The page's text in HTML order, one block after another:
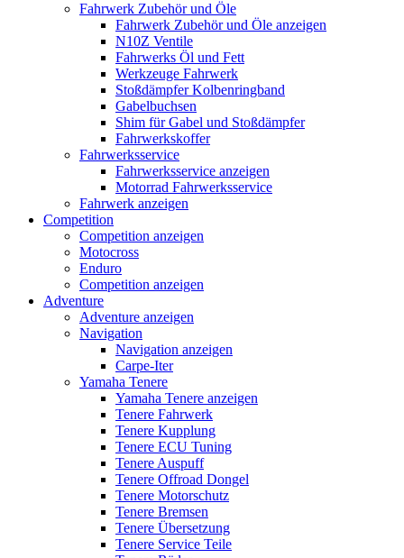
Fahrwerk Zubehör und Öle
Fahrwerk Zubehör und Öle anzeigen
N10Z Ventile
Fahrwerks Öl und Fett
Werkzeuge Fahrwerk
Stoßdämpfer Kolbenringband
Gabelbuchsen
Shim für Gabel und Stoßdämpfer
Fahrwerkskoffer
Fahrwerksservice
Fahrwerksservice anzeigen
Motorrad Fahrwerksservice
Fahrwerk anzeigen
Competition
Competition anzeigen
Motocross
Enduro
Competition anzeigen
Adventure
Adventure anzeigen
Navigation
Navigation anzeigen
Carpe-Iter
Yamaha Tenere
Yamaha Tenere anzeigen
Tenere Fahrwerk
Tenere Kupplung
Tenere ECU Tuning
Tenere Auspuff
Tenere Offroad Dongel
Tenere Motorschutz
Tenere Bremsen
Tenere Übersetzung
Tenere Service Teile